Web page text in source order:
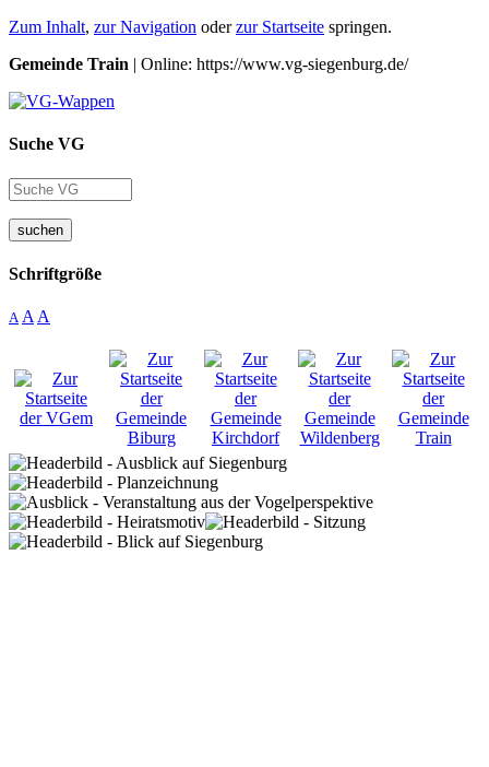
Zum Inhalt, zur Navigation oderzur Startseite springen.
Gemeinde Train | Online: https://www.vg-siegenburg.de/
Suche VG
suchen
Schriftgröße
A A A